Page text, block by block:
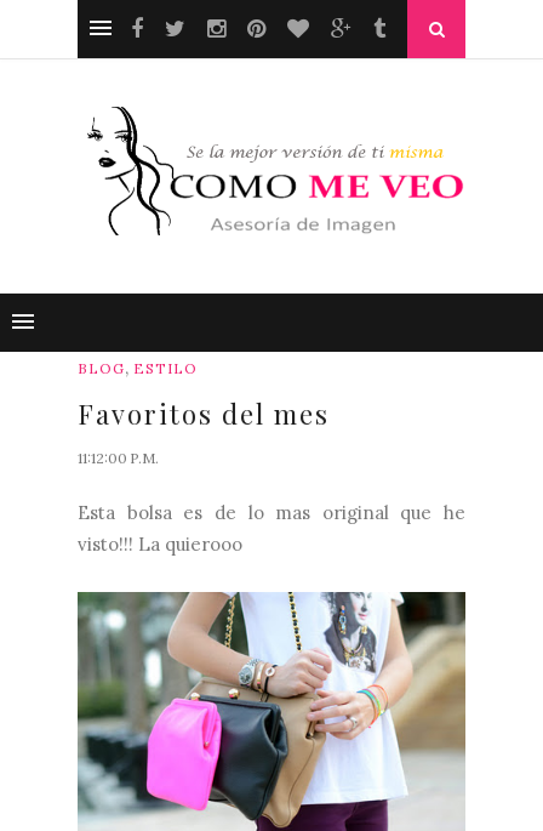
BLOG, ESTILO
Favoritos del mes
11:12:00 P.M.
Esta bolsa es de lo mas original que he
visto!!! La quierooo